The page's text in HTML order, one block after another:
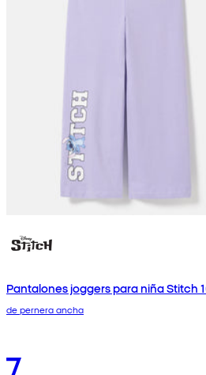
Pantalones joggers para niña Stitch
de pernera ancha
7